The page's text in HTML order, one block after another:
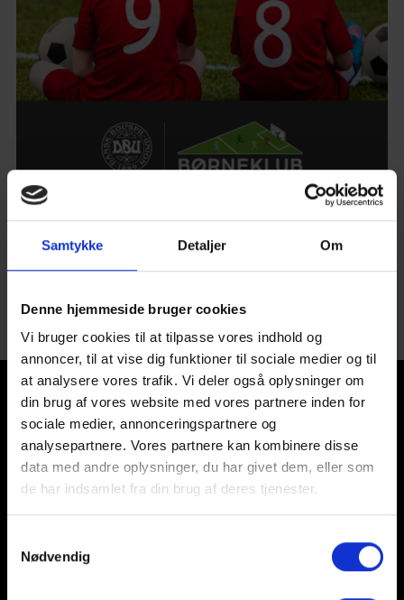
Samtykke Detaljer Om
Denne hjemmeside bruger cookies
Vi bruger cookies til at tilpasse vores indhold og
annoncer, til at vise dig funktioner til sociale medier og til
at analysere vores trafik. Vi deler også oplysninger om
din brug af vores website med vores partnere inden for
sociale medier, annonceringspartnere og
analysepartnere. Vores partnere kan kombinere disse
data med andre oplysninger, du har givet dem, eller som
de har indsamlet fra din brug af deres tjenester.
Nødvendig
FFI Fodbold er også godkendt i 2024
Læs mere her